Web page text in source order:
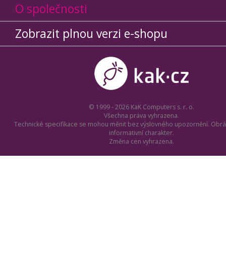
O společnosti
Zobrazit plnou verzi e-shopu
© 1999 - 2026 KaK Computers s. r. o.
Všechna práva vyhrazena.
Technické specifikace se mohou měnit bez výslovného upozornění.
informativní charakter.
Změna cen vyhrazena.